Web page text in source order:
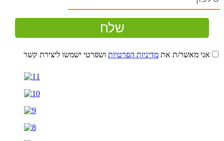
אני מאשר/ת את מדיניות הפרטיות ושפרטי ישמשו ליצירת קשר